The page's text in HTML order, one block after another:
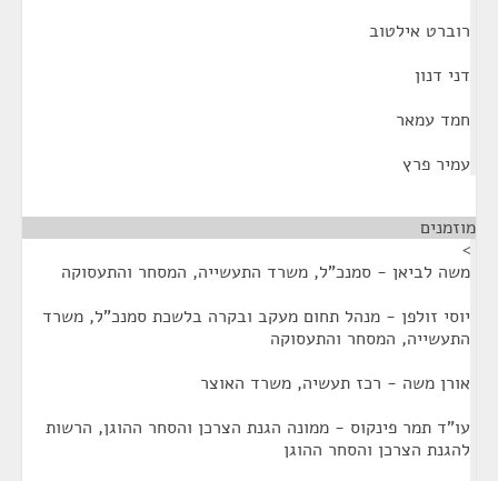
רוברט אילטוב
דני דנון
חמד עמאר
עמיר פרץ
מוזמנים
>
משה לביאן - סמנכ"ל, משרד התעשייה, המסחר והתעסוקה
יוסי זולפן - מנהל תחום מעקב ובקרה בלשכת סמנכ"ל, משרד
התעשייה, המסחר והתעסוקה
אורן משה - רכז תעשיה, משרד האוצר
עו"ד תמר פינקוס - ממונה הגנת הצרכן והסחר ההוגן, הרשות
להגנת הצרכן והסחר ההוגן